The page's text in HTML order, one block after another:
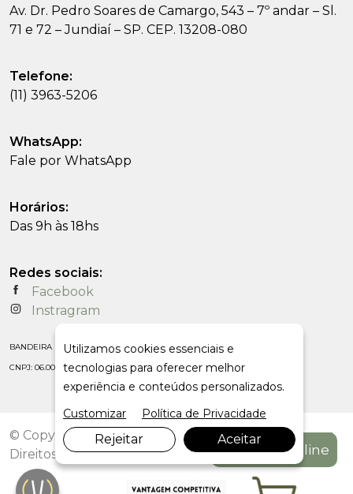
Av. Dr. Pedro Soares de Camargo, 543 – 7º andar – Sl.
71 e 72 – Jundiaí – SP. CEP. 13208-080
Telefone:
(11) 3963-5206
WhatsApp:
Fale por WhatsApp
Horários:
Das 9h às 18hs
Redes sociais:
Facebook
Instragram
BANDEIRA IMPORTACAO E COMERCIO LTDA
CNPJ: 06.009.844/0001-80
© Copyright 2026. DIVIA Marketing Digital. Todos os
Direitos Reservados
Compre On-line
Utilizamos cookies essenciais e
tecnologias para oferecer melhor
experiência e conteúdos personalizados.
Customizar
Política de Privacidade
Rejeitar Aceitar